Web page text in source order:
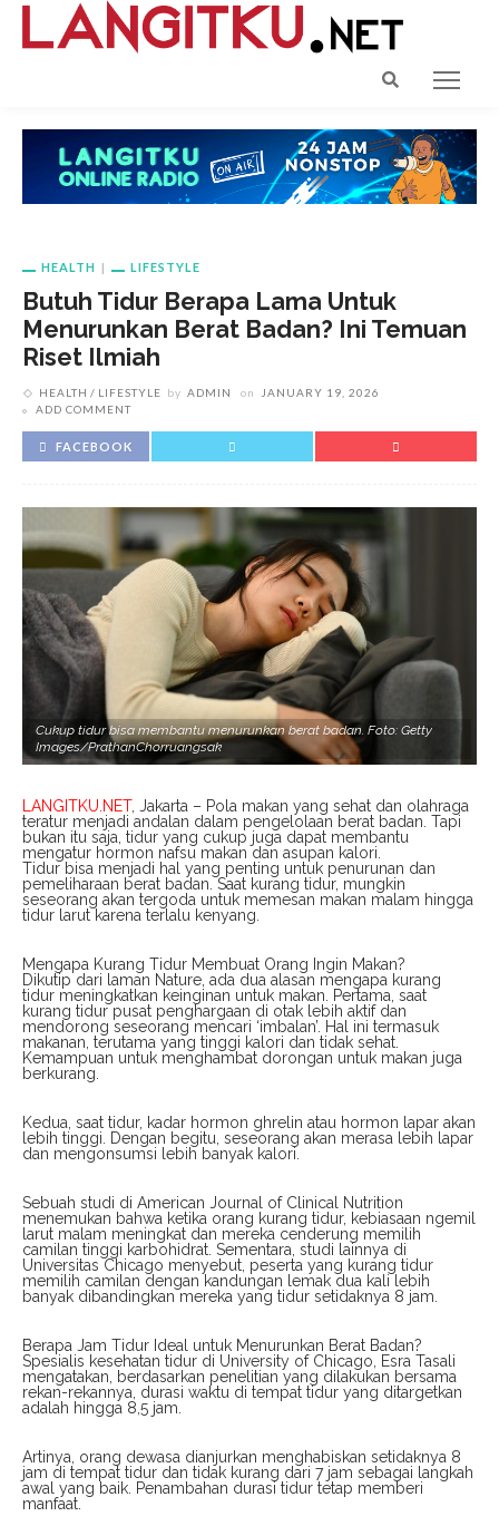
HEALTH LIFESTYLE
Butuh Tidur Berapa Lama Untuk
Menurunkan Berat Badan? Ini Temuan
Riset Ilmiah
HEALTH LIFESTYLE by ADMIN on
JANUARY 19, 2026
ADD COMMENT
FACEBOOK
Cukup tidur bisa membantu menurunkan berat badan. Foto: Getty
Images/PrathanChorruangsak
LANGITKU.NET, Jakarta – Pola makan yang sehat dan olahraga
teratur menjadi andalan dalam pengelolaan berat badan. Tapi
bukan itu saja, tidur yang cukup juga dapat membantu
mengatur hormon nafsu makan dan asupan kalori.
Tidur bisa menjadi hal yang penting untuk penurunan dan
pemeliharaan berat badan. Saat kurang tidur, mungkin
seseorang akan tergoda untuk memesan makan malam hingga
tidur larut karena terlalu kenyang.
Mengapa Kurang Tidur Membuat Orang Ingin Makan?
Dikutip dari laman Nature, ada dua alasan mengapa kurang
tidur meningkatkan keinginan untuk makan. Pertama, saat
kurang tidur pusat penghargaan di otak lebih aktif dan
mendorong seseorang mencari ‘imbalan’. Hal ini termasuk
makanan, terutama yang tinggi kalori dan tidak sehat.
Kemampuan untuk menghambat dorongan untuk makan juga
berkurang.
Kedua, saat tidur, kadar hormon ghrelin atau hormon lapar akan
lebih tinggi. Dengan begitu, seseorang akan merasa lebih lapar
dan mengonsumsi lebih banyak kalori.
Sebuah studi di American Journal of Clinical Nutrition
menemukan bahwa ketika orang kurang tidur, kebiasaan ngemil
larut malam meningkat dan mereka cenderung memilih
camilan tinggi karbohidrat. Sementara, studi lainnya di
Universitas Chicago menyebut, peserta yang kurang tidur
memilih camilan dengan kandungan lemak dua kali lebih
banyak dibandingkan mereka yang tidur setidaknya 8 jam.
Berapa Jam Tidur Ideal untuk Menurunkan Berat Badan?
Spesialis kesehatan tidur di University of Chicago, Esra Tasali
mengatakan, berdasarkan penelitian yang dilakukan bersama
rekan-rekannya, durasi waktu di tempat tidur yang ditargetkan
adalah hingga 8,5 jam.
Artinya, orang dewasa dianjurkan menghabiskan setidaknya 8
jam di tempat tidur dan tidak kurang dari 7 jam sebagai langkah
awal yang baik. Penambahan durasi tidur tetap memberi
manfaat.